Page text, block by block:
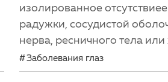
изолированное отсутствиее
радужки, сосудистой
нерва, ресничного тела или
Заболевания глаз